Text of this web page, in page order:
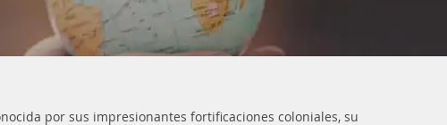
por sus impresionantes fortificaciones coloniales, su